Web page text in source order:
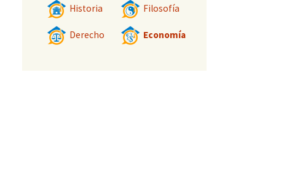
Historia Filosofía
Derecho Economía